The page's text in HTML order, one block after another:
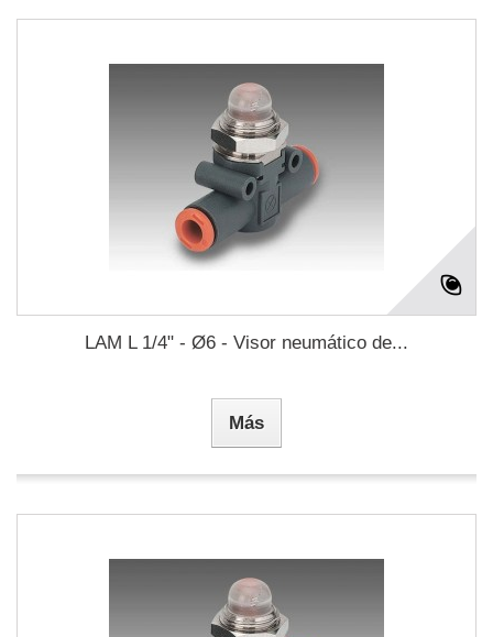
LAM L 1/4" - Ø6 - Visor neumático de...
Más